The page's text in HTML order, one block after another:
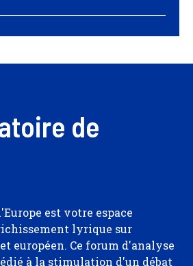
de
est votre espace
lyrique sur
européen. Ce forum d'analyse
à la stimulation d'un débat